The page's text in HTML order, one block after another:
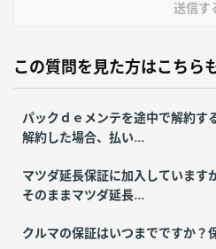
送信す
この質問を見た方はこちら
パックｄｅメンテを途中で解約す
解約した場合、払い...
マツダ延長保証に加入しています
そのままマツダ延長...
クルマの保証はいつまでですか？